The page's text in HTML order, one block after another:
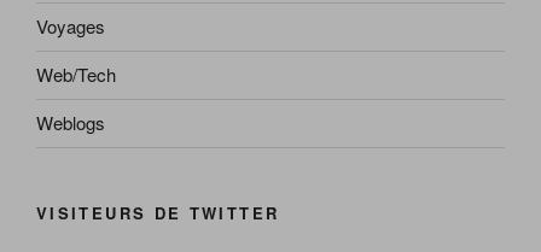
Voyages
Web/Tech
Weblogs
VISITEURS DE TWITTER